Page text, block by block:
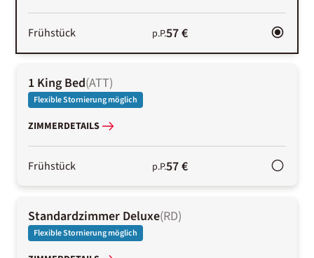
Frühstück p.P.57 €
1 King Bed(ATT)
Flexible Stornierung möglich
ZIMMERDETAILS
Frühstück p.P.57 €
Standardzimmer Deluxe(RD)
Flexible Stornierung möglich